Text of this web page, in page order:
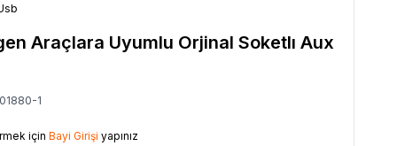
Araçlara Uyumlu Orjinal Soketlı Aux
1
için Bayi Girişi yapınız